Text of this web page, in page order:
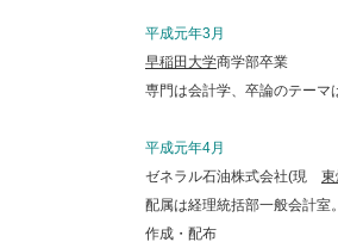
平成元年3月
早稲田大学商学部卒業
専門は会計学、卒論のテーマ
平成元年4月
ゼネラル石油株式会社(現
配属は経理統括部一般会計室
作成・配布